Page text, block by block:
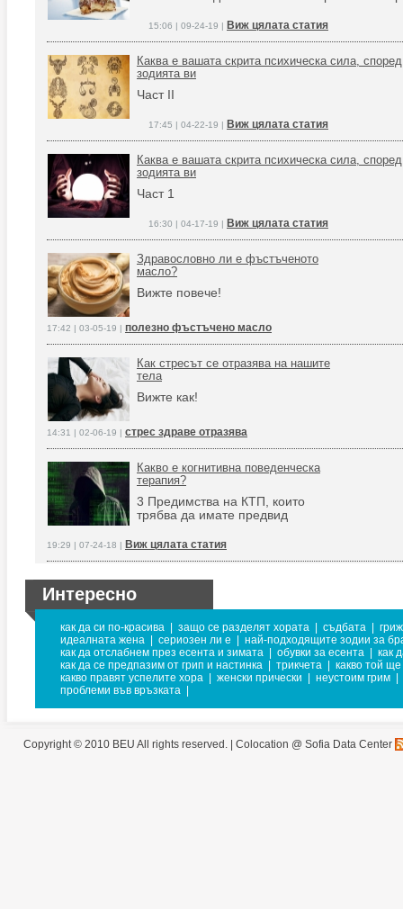
15:06 | 09-24-19 | Виж цялата статия
Каква е вашата скрита психическа сила, според
зодията ви
Част ІІ
17:45 | 04-22-19 | Виж цялата статия
Каква е вашата скрита психическа сила, според
зодията ви
Част 1
16:30 | 04-17-19 | Виж цялата статия
Здравословно ли е фъстъченото
масло?
Вижте повече!
17:42 | 03-05-19 | полезно фъстъчено масло
Как стресът се отразява на нашите
тела
Вижте как!
14:31 | 02-06-19 | стрес здраве отразява
Какво е когнитивна поведенческа
терапия?
3 Предимства на КТП, които
трябва да имате предвид
19:29 | 07-24-18 | Виж цялата статия
Интересно
как да си по-красива защо се разделят хората съдбата
идеалната жена
сериозен ли е
най-подходящите зодии за
как да отслабнем през есента и зимата
обувки за есента
как
как да се предпазим от грип и настинка
трикчета
какво той
какво правят успелите хора
женски прически неустоим грим
проблеми във връзката
Copyright © 2010 BEU All rights reserved. | Colocation @ Sofia Data Center